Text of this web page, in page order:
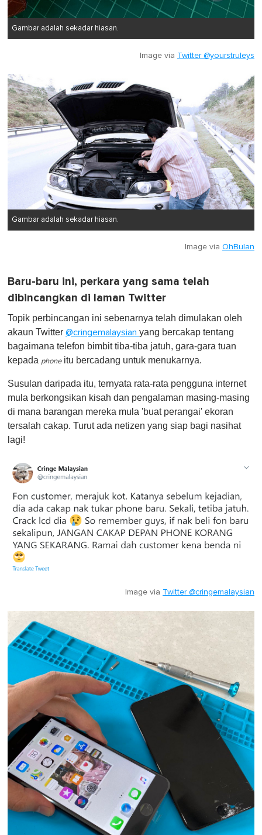
Gambar adalah sekadar hiasan.
Image via Twitter @yourstruleys
Gambar adalah sekadar hiasan.
Image via OhBulan
Baru-baru ini, perkara yang sama telah
dibincangkan di laman Twitter
Topik perbincangan ini sebenarnya telah dimulakan oleh
akaun Twitter @cringemalaysian yang bercakap tentang
bagaimana telefon bimbit tiba-tiba jatuh, gara-gara tuan
kepada phoneitu bercadang untuk menukarnya.
Susulan daripada itu, ternyata rata-rata pengguna internet
mula berkongsikan kisah dan pengalaman masing-masing
di mana barangan mereka mula 'buat perangai' ekoran
tersalah cakap. Turut ada netizen yang siap bagi nasihat
lagi!
Image via Twitter @cringemalaysian